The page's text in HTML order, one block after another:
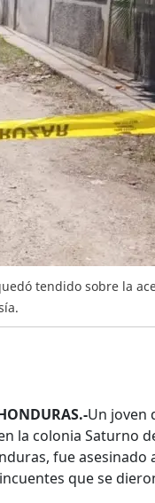
tendido sobre la
Un joven
la colonia Saturno
fue asesinado
que se